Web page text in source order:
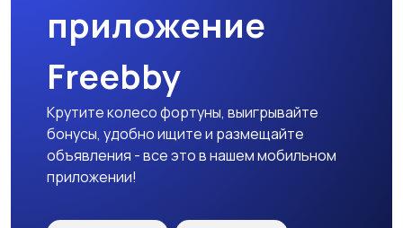
приложение
Freebby
Крутите колесо фортуны, выигрывайте
бонусы, удобно ищите и размещайте
объявления - все это в нашем мобильном
приложении!